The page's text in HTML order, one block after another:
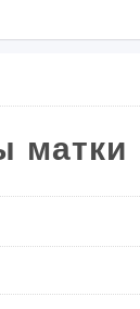
матки